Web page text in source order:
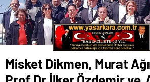
Misket Dikmen, Murat